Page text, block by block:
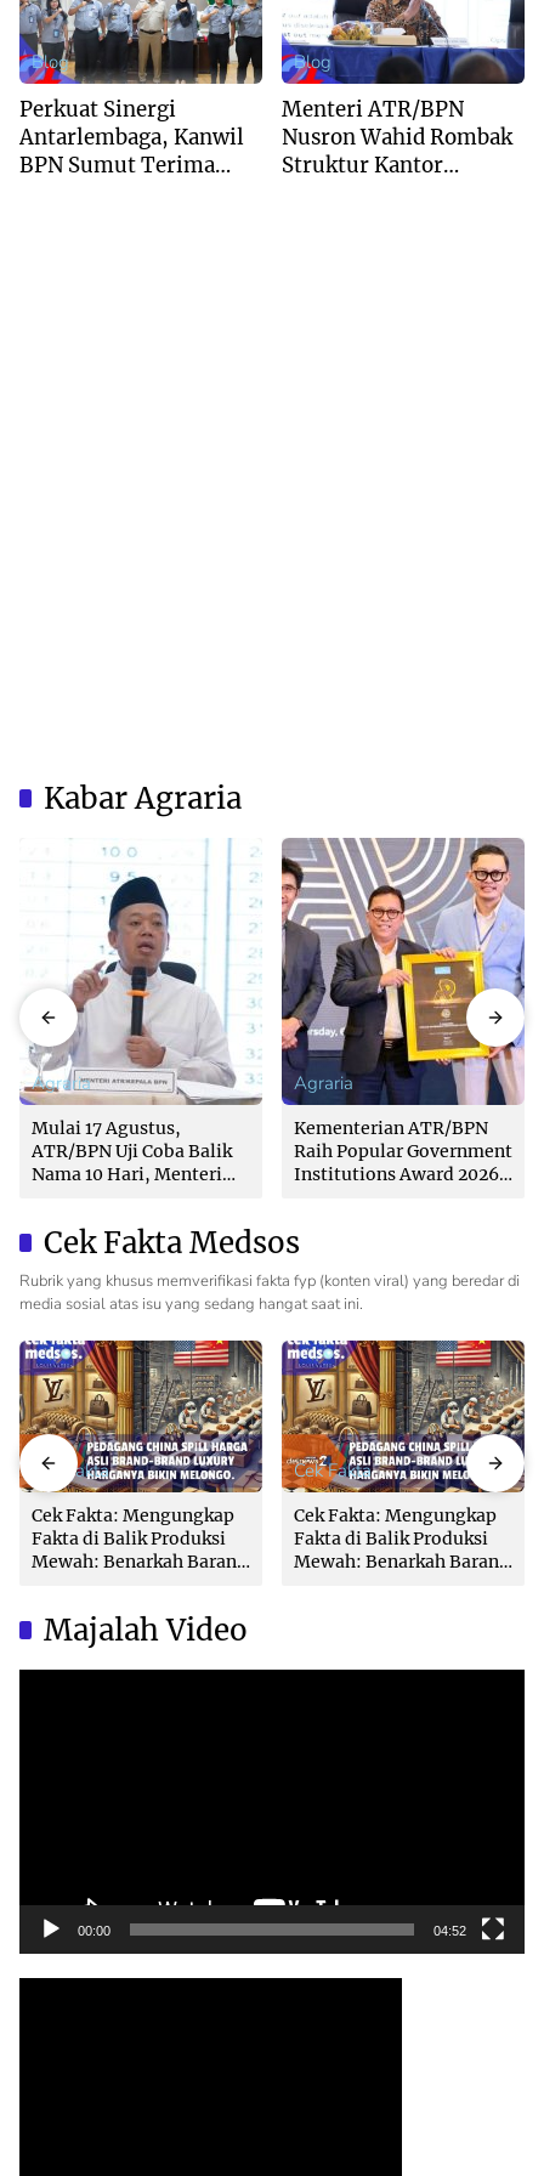
Blog
Perkuat Sinergi
Antarlembaga, Kanwil
BPN Sumut Terima
Blog
Menteri ATR/BPN
Nusron Wahid Rombak
Struktur Kantor
Kabar Agraria
Agraria
Mulai 17 Agustus,
ATR/BPN Uji Coba Balik
Nama 10 Hari, Menteri
Agraria
Kementerian ATR/BPN
Raih Popular Government
Institutions Award 2026
Cek Fakta Medsos
Rubrik yang khusus memverifikasi fakta fyp (konten viral) yang beredar di
media sosial atas isu yang sedang hangat saat ini.
Cek Fakta
Cek Fakta: Mengungkap
Fakta di Balik Produksi
Mewah: Benarkah Barang
Cek Fakta
Cek Fakta: Mengungkap
Fakta di Balik Produksi
Mewah: Benarkah Barang
Majalah Video
00:00 04:52